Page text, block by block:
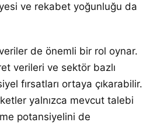
ve rekabet yoğunluğu da
de önemli bir rol oynar.
verileri ve sektör bazlı
fırsatları ortaya çıkarabilir.
yalnızca mevcut talebi
potansiyelini de